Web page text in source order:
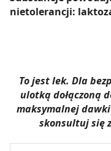
nietolerancji:
To jest lek. Dla
ulotką dołączoną
maksymalnej
skonsultuj się